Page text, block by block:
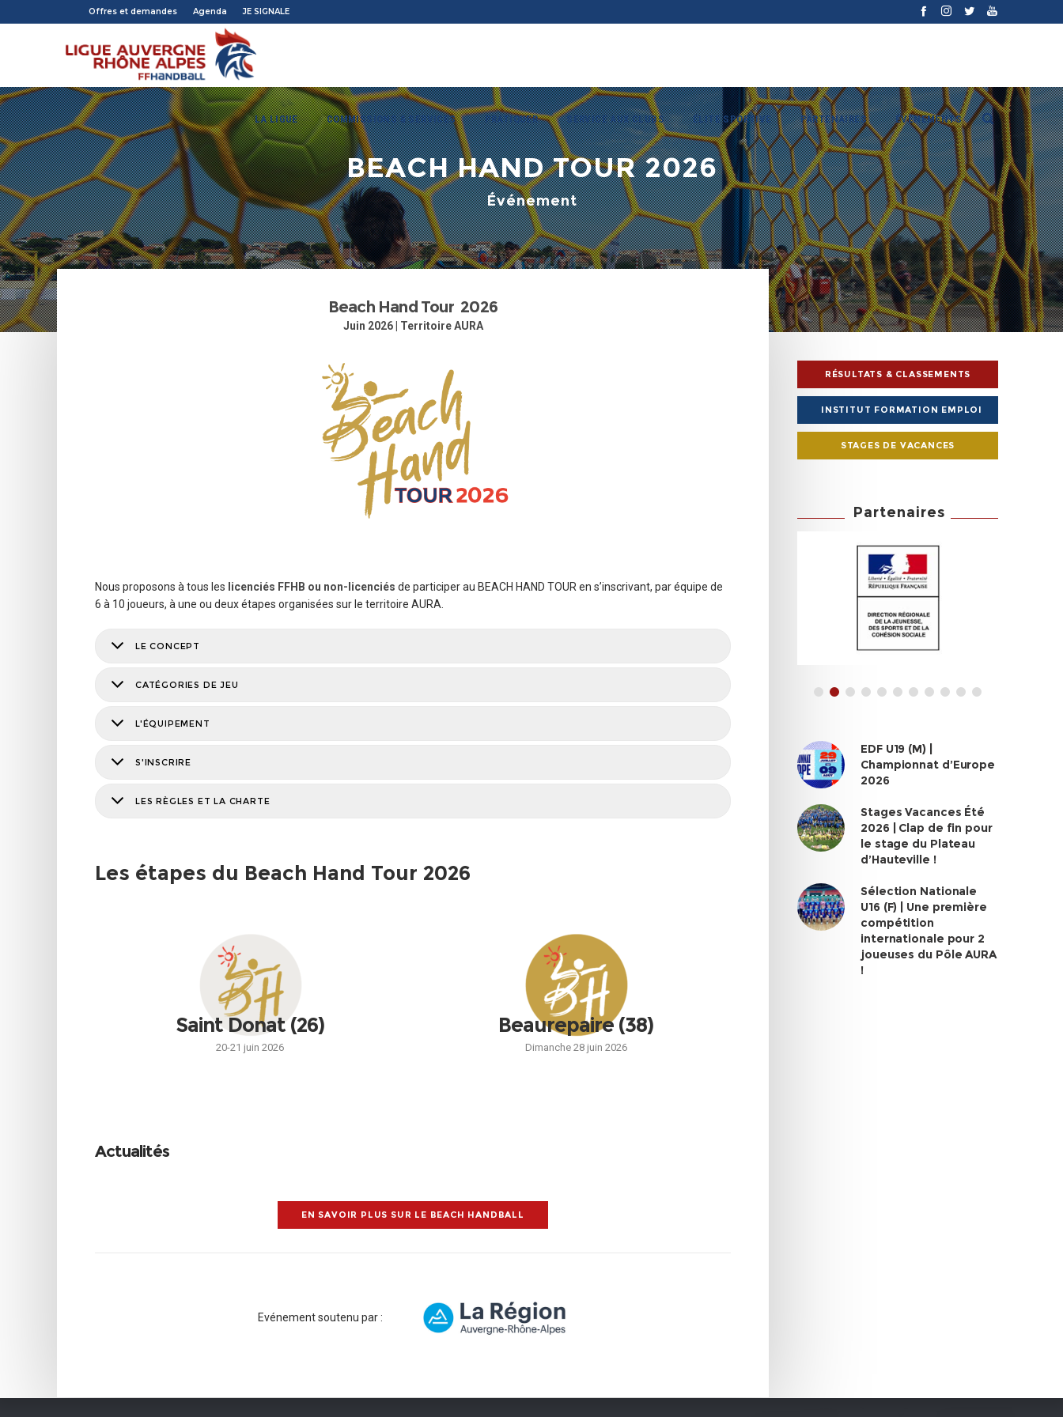
Offres et demandes Agenda JE SIGNALE
LA LIGUE COMMISSIONS & SERVICES PRATIQUER SERVICE AUX CLUBS ÉLITE SPORTIVE PARTENAIRES ÉVÈNEMENTS
BEACH HAND TOUR 2026
Événement
Beach Hand Tour 2026
Juin 2026 | Territoire AURA
Nous proposons à tous les licenciés FFHB ou non-licenciés de participer au BEACH HAND TOUR en s’inscrivant, par équipe de
6 à 10 joueurs, à une ou deux étapes organisées sur le territoire AURA.
LE CONCEPT
CATÉGORIES DE JEU
L'ÉQUIPEMENT
S'INSCRIRE
LES RÈGLES ET LA CHARTE
Les étapes du Beach Hand Tour 2026
Saint Donat (26)
20-21 juin 2026
Beaurepaire (38)
Dimanche 28 juin 2026
Actualités
EN SAVOIR PLUS SUR LE BEACH HANDBALL
Evénement soutenu par :
RÉSULTATS & CLASSEMENTS
INSTITUT FORMATION EMPLOI
STAGES DE VACANCES
Partenaires
EDF U19 (M) |
Championnat d’Europe
2026
Stages Vacances Été
2026 | Clap de fin pour
le stage du Plateau
d’Hauteville !
Sélection Nationale
U16 (F) | Une première
compétition
internationale pour 2
joueuses du Pôle AURA
!